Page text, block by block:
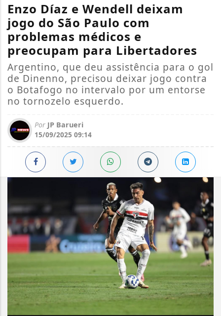
Enzo Díaz e Wendell deixam
jogo do São Paulo com
problemas médicos e
preocupam para Libertadores
Argentino, que deu assistência para o gol
de Dinenno, precisou deixar jogo contra
o Botafogo no intervalo por um entorse
no tornozelo esquerdo.
Por JP Barueri
15/09/2025 09:14